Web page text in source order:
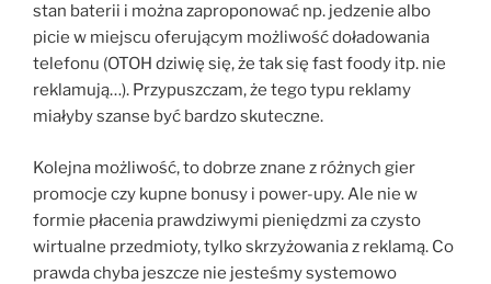
stan baterii i można zaproponować np. jedzenie albo
picie w miejscu oferującym możliwość doładowania
telefonu (OTOH dziwię się, że tak się fast foody itp. nie
reklamują…). Przypuszczam, że tego typu reklamy
miałyby szanse być bardzo skuteczne.
Kolejna możliwość, to dobrze znane z różnych gier
promocje czy kupne bonusy i power-upy. Ale nie w
formie płacenia prawdziwymi pieniędzmi za czysto
wirtualne przedmioty, tylko skrzyżowania z reklamą. Co
prawda chyba jeszcze nie jesteśmy systemowo